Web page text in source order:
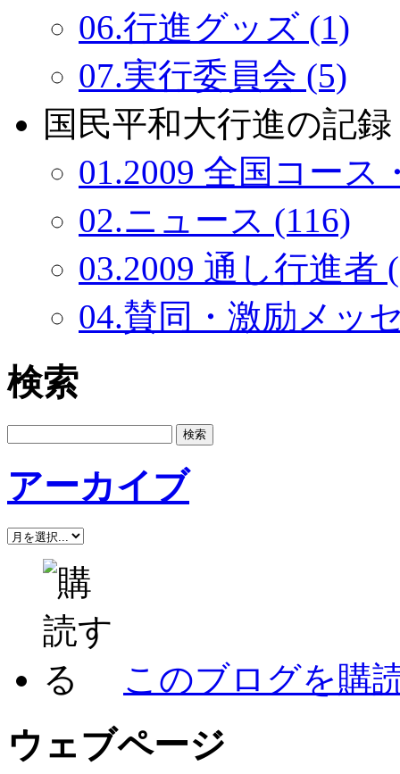
06.行進グッズ (1)
07.実行委員会 (5)
国民平和大行進の記録
01.2009 全国コース
02.ニュース (116)
03.2009 通し行進者
04.賛同・激励メッ
検索
アーカイブ
このブログを購
ウェブページ